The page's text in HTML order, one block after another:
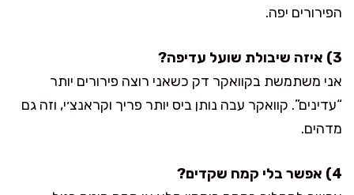
הפירורים יפה.
3) איזה שיבולת שועל עדיפה?
אני משתמשת בקוואקר דק כשאני רוצה פירורים יותר
“עדינים”. קוואקר עבה נותן ביס יותר פריך וקראנצ׳י, וזה גם
מדהים.
4) אפשר בלי קמח שקדים?